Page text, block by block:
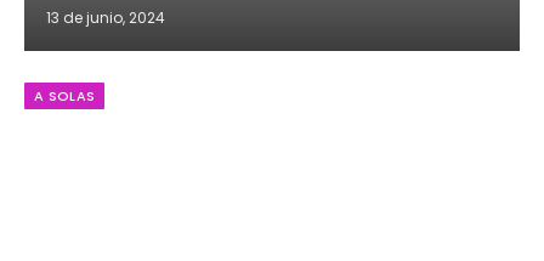
13 de junio, 2024
A SOLAS